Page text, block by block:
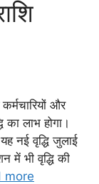
और
का लाभ होगा।
नई वृद्धि जुलाई
में भी वृद्धि की
more